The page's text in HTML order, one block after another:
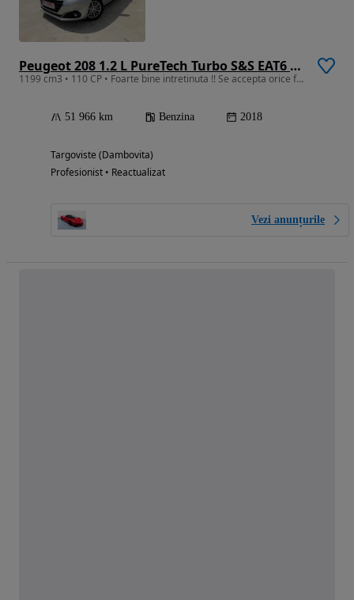
Peugeot 208 1.2 L PureTech Turbo S&S EAT6 Allure
1199 cm3 • 110 CP • Foarte bine intretinuta !! Se accepta orice fel de verificare !!
51 966 km Benzina 2018
Targoviste (Dambovita)
Profesionist • Reactualizat
Vezi anunțurile